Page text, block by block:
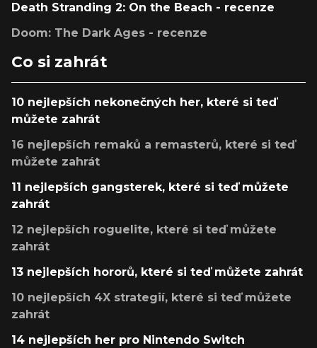
Death Stranding 2: On the Beach - recenze
Doom: The Dark Ages - recenze
Co si zahrát
10 nejlepších nekonečných her, které si teď
můžete zahrát
16 nejlepších remaků a remasterů, které si teď
můžete zahrát
11 nejlepších gangsterek, které si teď můžete
zahrát
12 nejlepších roguelite, které si teď můžete
zahrát
13 nejlepších hororů, které si teď můžete zahrát
10 nejlepších 4X strategií, které si teď můžete
zahrát
14 nejlepších her pro Nintendo Switch